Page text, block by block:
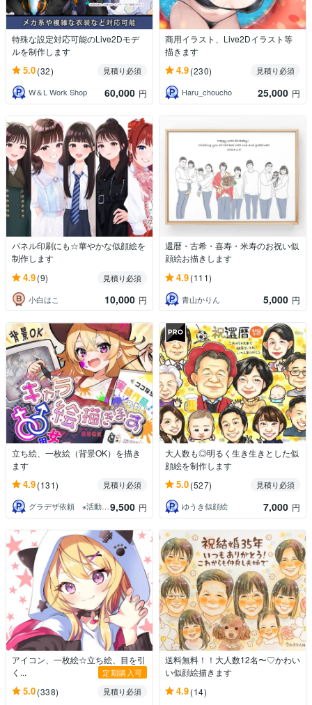
特殊な設定対応可能のLive2Dモデ
ルを制作します
5.0(32)
見積り必須
W＆L Work Shop
60,000 円
商用イラスト、Live2Dイラスト等
描きます
4.9(230)
見積り必須
Haru_choucho
25,000 円
パネル印刷にも☆華やかな似顔絵を
制作します
4.9(9)
見積り必須
小白はこ
10,000 円
還暦・古希・喜寿・米寿のお祝い似
顔絵お描きします
4.9(111)
青山かりん 5,000 円
立ち絵、一枚絵（背景OK）を描き
ます
4.9(131)
見積り必須
グラデザ依頼 ※活動名（グラデザねっこ） 9,500 円
大人数も◎明るく生き生きとした似
顔絵を制作します
5.0(527)
見積り必須
ゆうき似顔絵
7,000 円
アイコン、一枚絵☆立ち絵、目を引
く...
定期購入可
5.0(338)
見積り必須
送料無料！！大人数12名〜♡かわい
い似顔絵描きます
4.9(14)